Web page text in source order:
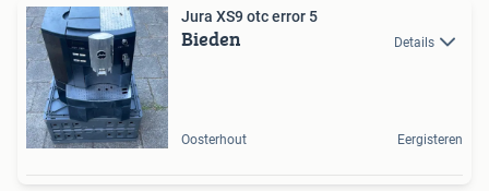
Jura XS9 otc error 5
Bieden Details
Oosterhout Eergisteren